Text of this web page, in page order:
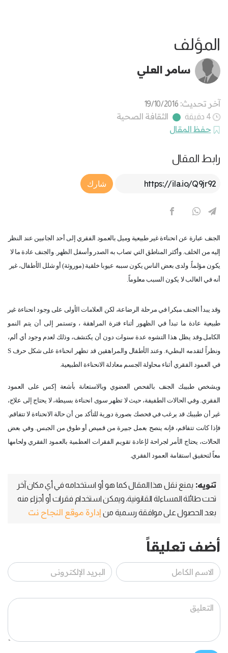
المؤلف
سامر العلي
آخر تحديث: 19/10/2016
4 دقيقة
الثقافة الصحية
حفظ المقال
رابط المقال
Article Link
شارك
الجنف عبارة عن انحناءة غير طبيعية وميل بالعمود الفقري إلى أحد الجانبين عند النظر
إليه من الخلف. وأكثر المناطق التي تصاب به الصدر وأسفل الظهر. والجنف عادة ما لا
يكون مؤلماً. ولدى بعض الناس يكون سببه عيوبا خلقية (موروثة) أو شلل الأطفال، غير
أنه في الغالب لا يكون السبب معلوماً.
وقد يبدأ الجنف مبكرا في مرحلة الرضاعة، لكن العلامات الأولى على وجود انحناءة غير
طبيعية عادة ما تبدأ في الظهور أثناء فترة المراهقة ، وتستمر إلى أن يتم النمو
الكامل.وقد يظل هذا التشوه عدة سنوات دون أن يكتشف، وذلك لعدم وجود أي ألم،
ونظراً لتقدمه البطيء. وعند الأطفال والمراهقين قد تظهر انحناءة على شكل حرفS
‏في العمود الفقري أثناء محاولة الجسم معادلة الانحناءة الطبيعية.
‏ويشخص طبيبك الجنف بالفحص العضوي وبالاستعانة بأشعة إكس على العمود
الفقري. وفي الحالات الطفيفة، حيث لا تظهر سوى انحناءة بسيطة، لا يحتاج إلى علاج،
غير أن طبيبك قد يرغب في فحصك بصورة دورية للتأكد من أن حالة الانحناءة لا تتفاقم.
فإذا كانت تتفاقم، فإنه ينصح بعمل جبيرة من قميص أو طوق من الجبس. وفي بعض
الحالات، يحتاج الأمر لجراحة لإعادة تقويم الفقرات العظمية بالعمود الفقري ولحامها
معاً لتحقيق استقامة العمود الفقري.
تنويه: يمنع نقل هذا المقال كما هو أو استخدامه في أي مكان آخر
تحت طائلة المساءلة القانونية، ويمكن استخدام فقرات أو أجزاء منه
بعد الحصول على موافقة رسمية من إدارة موقع النجاح نت
أضف تعليقاً